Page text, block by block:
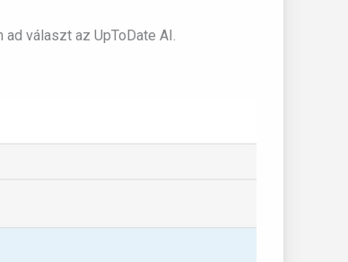
választ az UpToDate AI.